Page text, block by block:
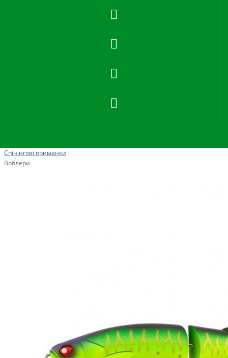
Спінінгові приманки
Воблери